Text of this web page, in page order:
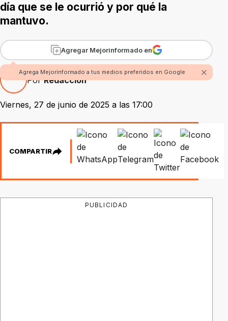
día que se le ocurrió y por qué la
mantuvo.
Agregar Mejorinformado en
Agrega Mejorinformado a tus medios preferidos en Google
PorRedacción
Viernes, 27 de junio de 2025 a las 17:00
COMPARTIR
PUBLICIDAD